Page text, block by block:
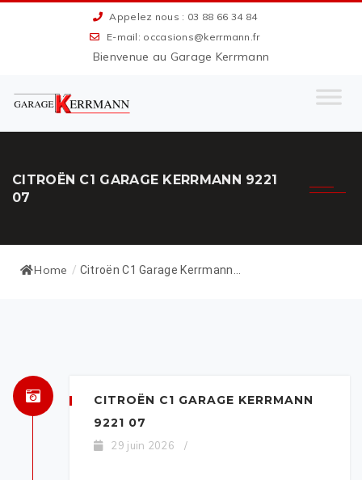
Appelez nous : 03 88 66 34 84
E-mail: occasions@kerrmann.fr
Bienvenue au Garage Kerrmann
CITROËN C1 GARAGE KERRMANN 9221
07
Home / Citroën C1 Garage Kerrmann...
CITROËN C1 GARAGE KERRMANN
9221 07
29 juin 2026 /